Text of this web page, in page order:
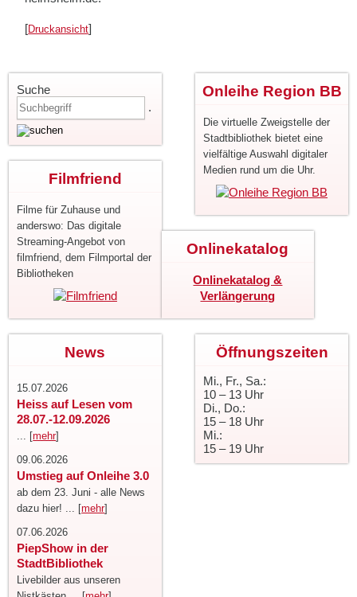
[Druckansicht]
Suche
.
Onleihe Region BB
Die virtuelle Zweigstelle der
Stadtbibliothek bietet eine
vielfältige Auswahl digitaler
Medien rund um die Uhr.
Filmfriend
Filme für Zuhause und
anderswo: Das digitale
Streaming-Angebot von
filmfriend, dem Filmportal der
Bibliotheken
Onlinekatalog
Onlinekatalog &
Verlängerung
Öffnungszeiten
Mi., Fr., Sa.:
10 – 13 Uhr
Di., Do.:
15 – 18 Uhr
Mi.:
15 – 19 Uhr
News
15.07.2026
Heiss auf Lesen vom
28.07.-12.09.2026
... [mehr]
09.06.2026
Umstieg auf Onleihe 3.0
ab dem 23. Juni - alle News
dazu hier! ... [mehr]
07.06.2026
PiepShow in der
StadtBibliothek
Livebilder aus unseren